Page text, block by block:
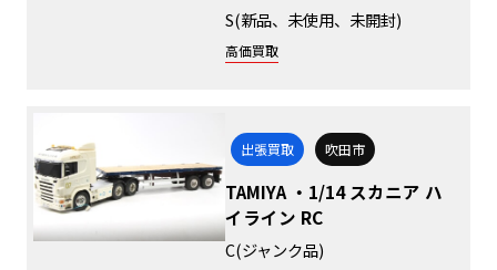
S(新品、未使用、未開封)
高価買取
出張買取 吹田市
TAMIYA ・1/14 スカニア ハ
イライン RC
C(ジャンク品)